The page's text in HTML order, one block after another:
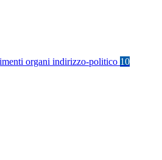
organi indirizzo-politico 10